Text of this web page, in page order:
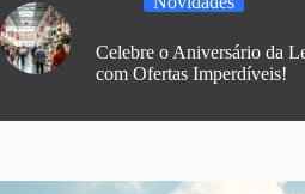
Celebre o Aniversário da
com Ofertas Imperdíveis!